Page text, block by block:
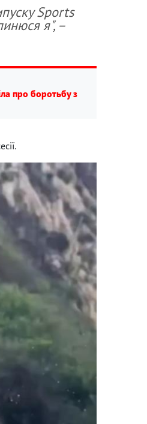
Sports
я", –
про боротьбу з